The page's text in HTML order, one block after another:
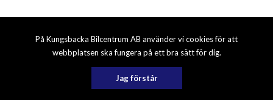
På Kungsbacka Bilcentrum AB använder vi cookies för att
webbplatsen ska fungera på ett bra sätt för dig.
Jag förstår